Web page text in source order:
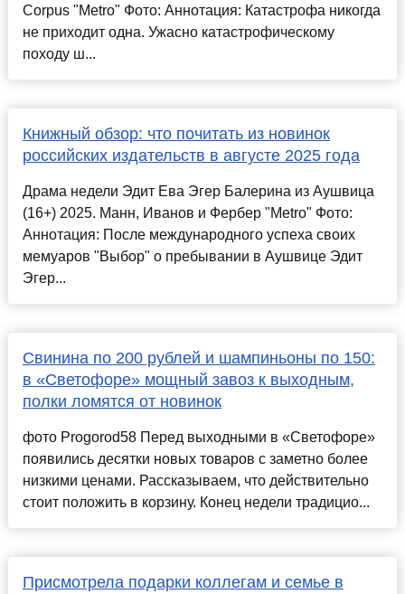
Corpus "Metro" Фото: Аннотация: Катастрофа никогда
не приходит одна. Ужасно катастрофическому
походу ш...
Книжный обзор: что почитать из новинок
российских издательств в августе 2025 года
Драма недели Эдит Ева Эгер Балерина из Аушвица
(16+) 2025. Манн, Иванов и Фербер "Metro" Фото:
Аннотация: После международного успеха своих
мемуаров "Выбор" о пребывании в Аушвице Эдит
Эгер...
Свинина по 200 рублей и шампиньоны по 150:
в «Светофоре» мощный завоз к выходным,
полки ломятся от новинок
фото Progorod58 Перед выходными в «Светофоре»
появились десятки новых товаров с заметно более
низкими ценами. Рассказываем, что действительно
стоит положить в корзину. Конец недели традицио...
Присмотрела подарки коллегам и семье в